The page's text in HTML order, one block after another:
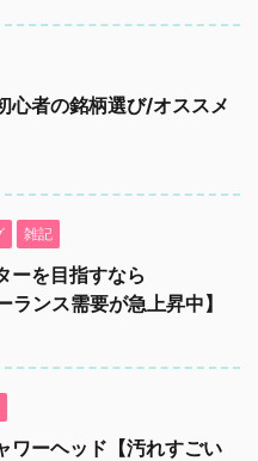
心者の銘柄選び/オススメ
雑記
ーを目指すなら
ランス需要が急上昇中】
ワーヘッド【汚れすごい